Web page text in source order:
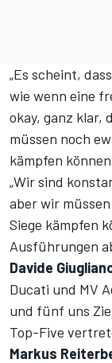
„Es scheint,
wie wenn eine
okay, ganz klar,
müssen noch
kämpfen
„Wir sind
aber wir
Siege kämpfen
Ausführungen
Davide
Ducati und MV
und fünf uns
Top-Five
Markus